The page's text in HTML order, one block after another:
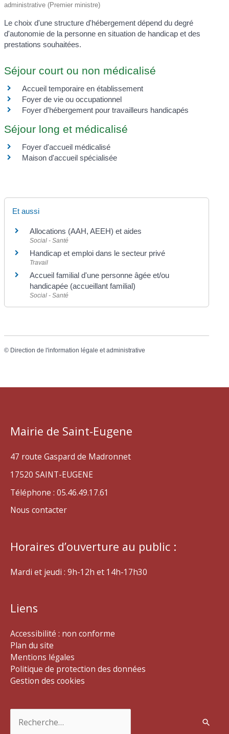
administrative (Premier ministre)
Le choix d'une structure d'hébergement dépend du degré
d'autonomie de la personne en situation de handicap et des
prestations souhaitées.
Séjour court ou non médicalisé
Accueil temporaire en établissement
Foyer de vie ou occupationnel
Foyer d'hébergement pour travailleurs handicapés
Séjour long et médicalisé
Foyer d'accueil médicalisé
Maison d'accueil spécialisée
Et aussi
Allocations (AAH, AEEH) et aides
Social - Santé
Handicap et emploi dans le secteur privé
Travail
Accueil familial d'une personne âgée et/ou
handicapée (accueillant familial)
Social - Santé
© Direction de l'information légale et administrative
Mairie de Saint-Eugene
47 route Gaspard de Madronnet
17520 SAINT-EUGENE
Téléphone : 05.46.49.17.61
Nous contacter
Horaires d’ouverture au public :
Mardi et jeudi : 9h-12h et 14h-17h30
Liens
Accessibilité : non conforme
Plan du site
Mentions légales
Politique de protection des données
Gestion des cookies